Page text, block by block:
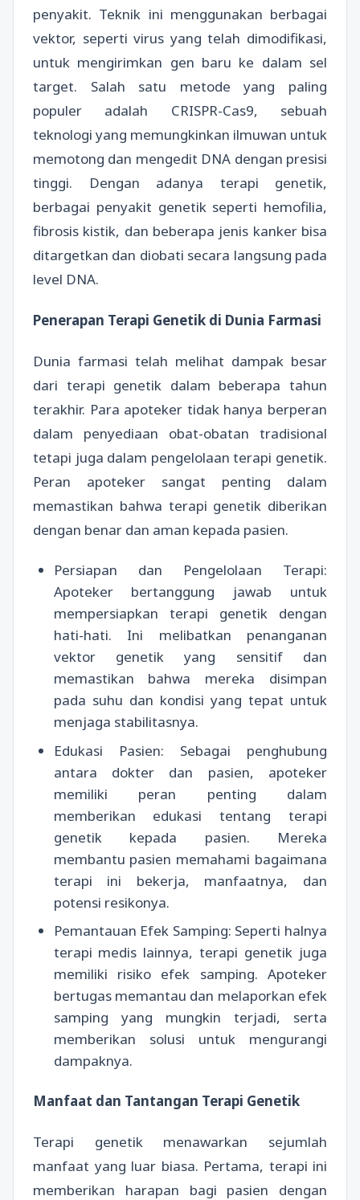
penyakit. Teknik ini menggunakan berbagai
vektor, seperti virus yang telah dimodifikasi,
untuk mengirimkan gen baru ke dalam sel
target. Salah satu metode yang paling
populer adalah CRISPR-Cas9, sebuah
teknologi yang memungkinkan ilmuwan untuk
memotong dan mengedit DNA dengan presisi
tinggi. Dengan adanya terapi genetik,
berbagai penyakit genetik seperti hemofilia,
fibrosis kistik, dan beberapa jenis kanker bisa
ditargetkan dan diobati secara langsung pada
level DNA.
Penerapan Terapi Genetik di Dunia Farmasi
Dunia farmasi telah melihat dampak besar
dari terapi genetik dalam beberapa tahun
terakhir. Para apoteker tidak hanya berperan
dalam penyediaan obat-obatan tradisional
tetapi juga dalam pengelolaan terapi genetik.
Peran apoteker sangat penting dalam
memastikan bahwa terapi genetik diberikan
dengan benar dan aman kepada pasien.
Persiapan dan Pengelolaan Terapi:
Apoteker bertanggung jawab untuk
mempersiapkan terapi genetik dengan
hati-hati. Ini melibatkan penanganan
vektor genetik yang sensitif dan
memastikan bahwa mereka disimpan
pada suhu dan kondisi yang tepat untuk
menjaga stabilitasnya.
Edukasi Pasien: Sebagai penghubung
antara dokter dan pasien, apoteker
memiliki peran penting dalam
memberikan edukasi tentang terapi
genetik kepada pasien. Mereka
membantu pasien memahami bagaimana
terapi ini bekerja, manfaatnya, dan
potensi resikonya.
Pemantauan Efek Samping: Seperti halnya
terapi medis lainnya, terapi genetik juga
memiliki risiko efek samping. Apoteker
bertugas memantau dan melaporkan efek
samping yang mungkin terjadi, serta
memberikan solusi untuk mengurangi
dampaknya.
Manfaat dan Tantangan Terapi Genetik
Terapi genetik menawarkan sejumlah
manfaat yang luar biasa. Pertama, terapi ini
memberikan harapan bagi pasien dengan